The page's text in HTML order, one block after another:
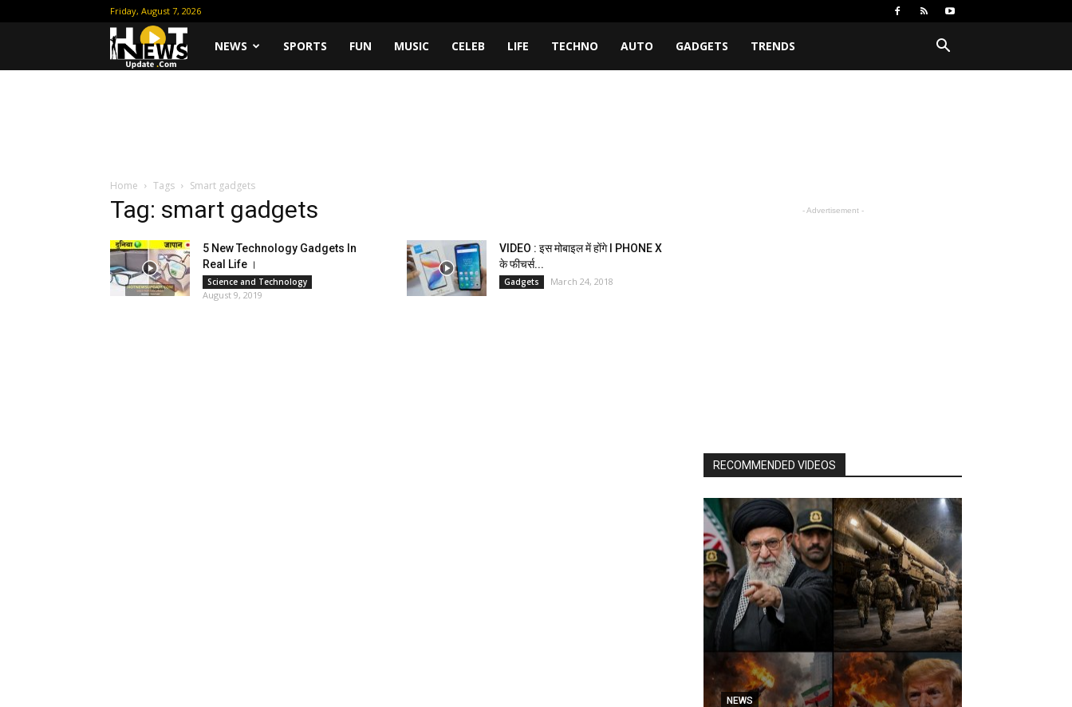
Friday, August 7, 2026
HotNEWS SPORTS FUN MUSIC CELEB LIFE TECHNO AUTO GADGETS TRENDS
Home Tags Smart gadgets
Tag: smart gadgets
5 New Technology Gadgets In
Real Life ।
Science and Technology
August 9, 2019
VIDEO : इस मोबाइल में होंगे I PHONE X
के फीचर्स...
Gadgets March 24, 2018
- Advertisement -
RECOMMENDED VIDEOS
NEWS